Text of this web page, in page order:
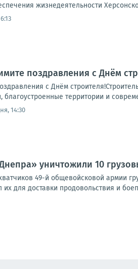
жизнедеятельности
поздравления с Днём
с Днём
территории и
14:30
уничтожили 10
49-й общевойсковой армии
их для доставки продовольствия и